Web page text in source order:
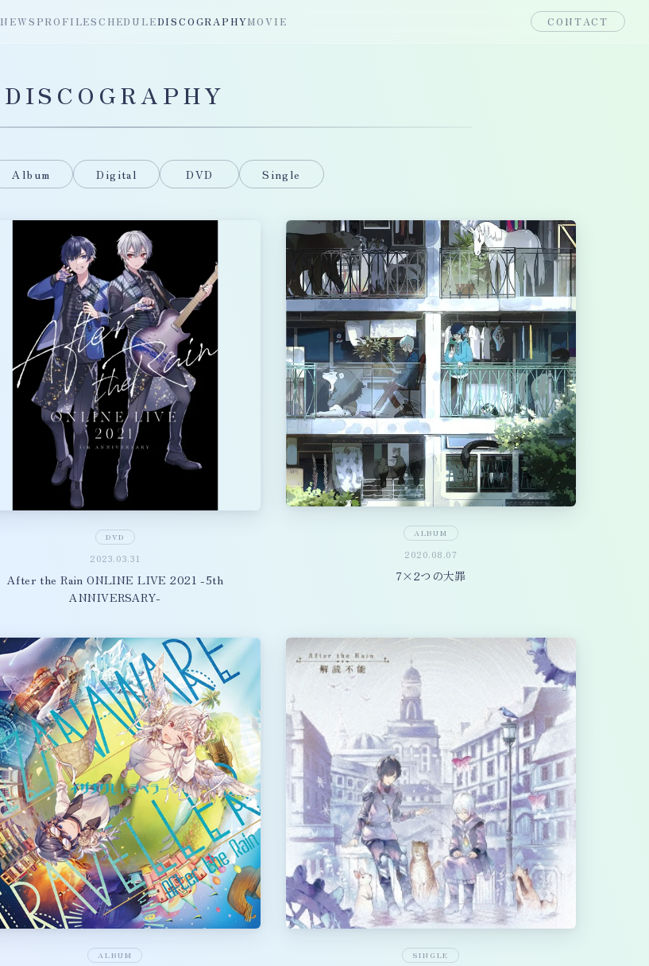
NEWS PROFILESCHEDULEDISCOGRAPHYMOVIE CONTACT
DISCOGRAPHY
Album Digital DVD Single
DVD
2023.03.31
After the Rain ONLINE LIVE 2021 -5th
ANNIVERSARY-
ALBUM
2020.08.07
7×2つの大罪
ALBUM SINGLE